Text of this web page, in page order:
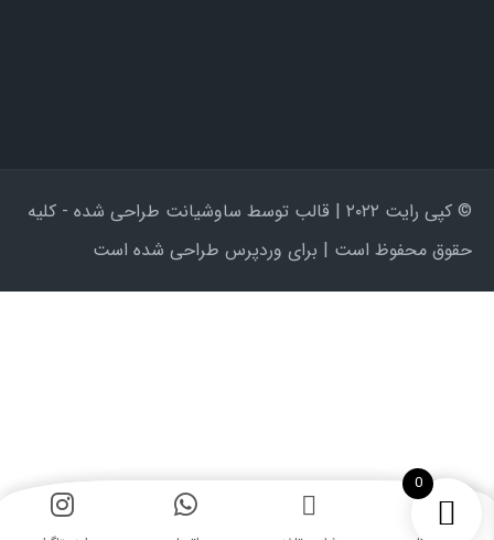
© کپی رایت ۲۰۲۲ | قالب توسط ساوشیانت طراحی شده - کلیه
حقوق محفوظ است | برای وردپرس طراحی شده است
0